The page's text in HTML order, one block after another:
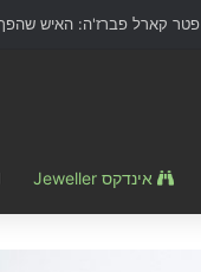
פטר קארל פברז'ה: האיש שהפך
אינדקס Jeweller